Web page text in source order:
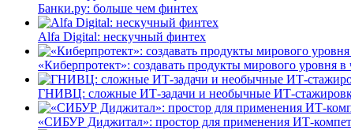
Банки.ру: больше чем финтех
Alfa Digital: нескучный финтех
«Киберпротект»: создавать продукты мирового уровня
ГНИВЦ: сложные ИТ‑задачи и необычные
«СИБУР Диджитал»: простор для применения ИТ-